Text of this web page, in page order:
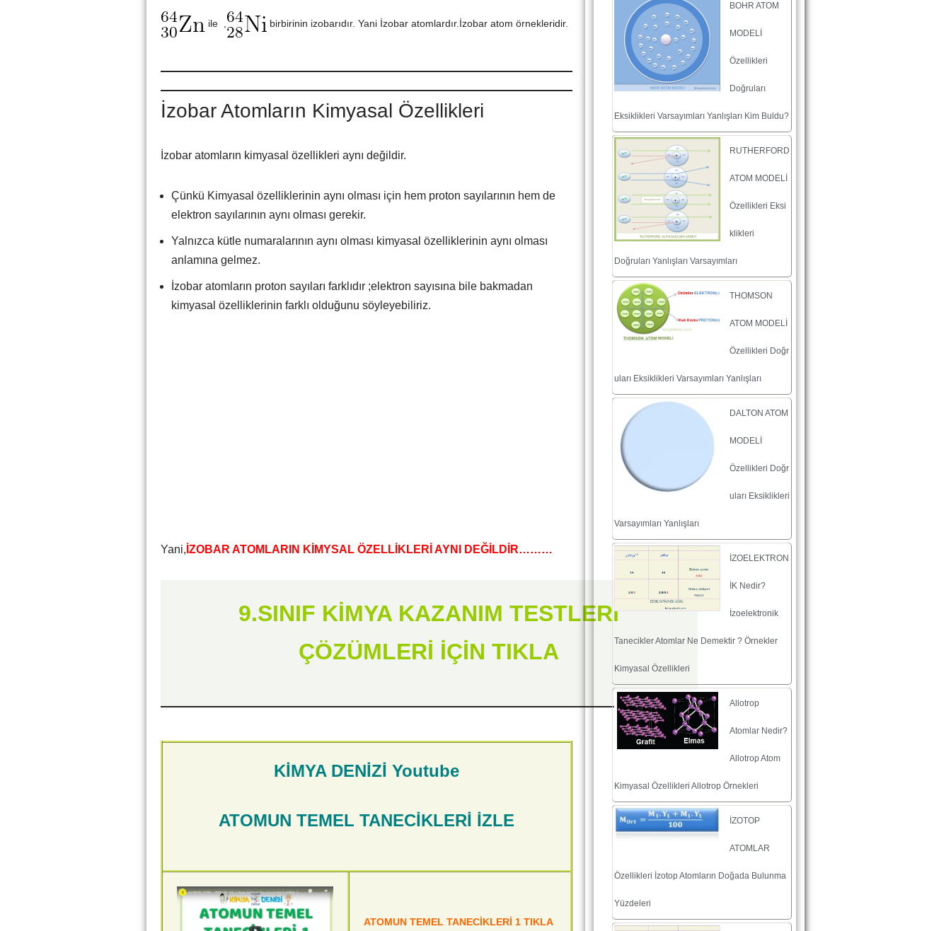
ile , birbirinin izobarıdır. Yani İzobar atomlardır.İzobar atom örnekleridir.
İzobar Atomların Kimyasal Özellikleri
İzobar atomların kimyasal özellikleri aynı değildir.
Çünkü Kimyasal özelliklerinin aynı olması için hem proton sayılarının hem de
elektron sayılarının aynı olması gerekir.
Yalnızca kütle numaralarının aynı olması kimyasal özelliklerinin aynı olması
anlamına gelmez.
İzobar atomların proton sayıları farklıdır ;elektron sayısına bile bakmadan
kimyasal özelliklerinin farklı olduğunu söyleyebiliriz.
Yani, İZOBAR ATOMLARIN KİMYSAL ÖZELLİKLERİ AYNI DEĞİLDİR………
9.SINIF KİMYA KAZANIM TESTLERİ
ÇÖZÜMLERİ İÇİN TIKLA
KİMYA DENİZİ Youtube
ATOMUN TEMEL TANECİKLERİ İZLE
ATOMUN TEMEL TANECİKLERİ 1 TIKLA
BOHR ATOM
MODELİ
Özellikleri
Doğruları
Eksiklikleri Varsayımları Yanlışları Kim Buldu?
RUTHERFORD
ATOM MODELİ
Özellikleri Eksi
klikleri
Doğruları Yanlışları Varsayımları
THOMSON
ATOM MODELİ
Özellikleri Doğr
uları Eksiklikleri Varsayımları Yanlışları
DALTON ATOM
MODELİ
Özellikleri Doğr
uları Eksiklikleri
Varsayımları Yanlışları
İZOELEKTRON
İK Nedir?
İzoelektronik
Tanecikler Atomlar Ne Demektir ? Örnekler
Kimyasal Özellikleri
Allotrop
Atomlar Nedir?
Allotrop Atom
Kimyasal Özellikleri Allotrop Örnekleri
İZOTOP
ATOMLAR
Özellikleri İzotop Atomların Doğada Bulunma
Yüzdeleri